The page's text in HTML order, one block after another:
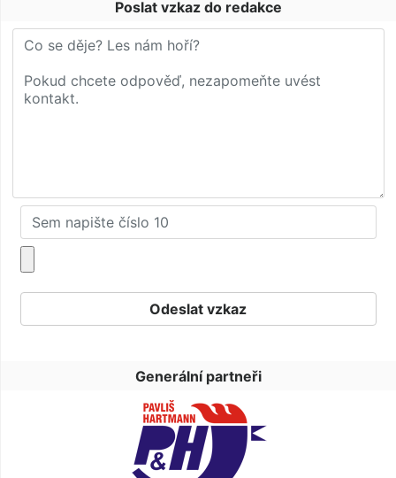
Poslat vzkaz do redakce
Generální partneři